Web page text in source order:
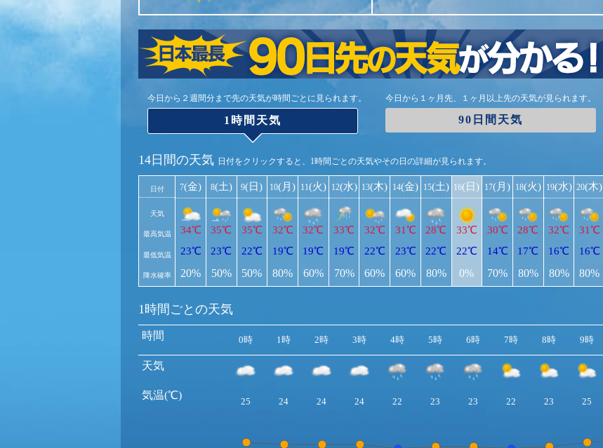
今日から２週間分まで先の天気が時間ごとに見られます。
1時間天気
今日から１ヶ月先、１ヶ月以上先の天気が見られます。
90日間天気
14日間の天気 日付をクリックすると、1時間ごとの天気やその日の詳細が見られます。
日付
天気
最高気温
最低気温
降水確率
7(金)
34℃
23℃
20%
8(土)
35℃
23℃
50%
9(日)
35℃
22℃
50%
10(月)
32℃
19℃
80%
11(火)
32℃
19℃
60%
12(水)
33℃
19℃
70%
13(木)
32℃
22℃
60%
14(金)
31℃
23℃
60%
15(土)
28℃
22℃
80%
16(日)
33℃
22℃
0%
17(月)
30℃
14℃
70%
18(火)
28℃
17℃
80%
19(水)
32℃
16℃
80%
20(木)
31℃
16℃
80%
1時間ごとの天気
時間
天気
気温(℃)
0時 1時 2時 3時 4時 5時 6時 7時 8時 9時
25 24 24 24 22 23 23 22 23 25